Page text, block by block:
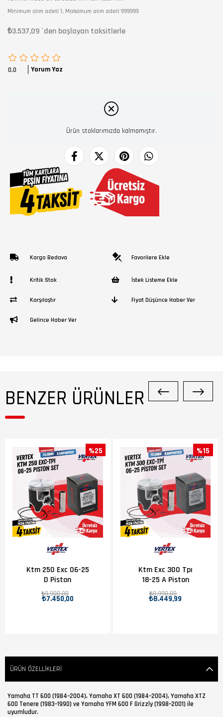
Minimum alım adeti 1, Maksimum alım adeti 999999
₺3.537,09 `den başlayan taksitlerle
0.0 Yorum Yaz
Ürün stoklarımızda kalmamıştır.
Kargo Bedava Favorilere Ekle
Kritik Stok İstek Listeme Ekle
Karşılaştır Fiyat Düşünce Haber Ver
Gelince Haber Ver
BENZER ÜRÜNLER
Ktm 250 Exc 06-25
D Piston
₺7.450,00
₺9.900,00
%25
Ktm Exc 300 Tpı
18-25 A Piston
₺8.449,99
₺9.990,00
%15
ÜRÜN ÖZELLIKLERI
Yamaha TT 600 (1984–2004), Yamaha XT 600 (1984–2004), Yamaha XTZ
600 Tenere (1983–1990) ve Yamaha YFM 600 F Grizzly (1998–2001) ile
uyumludur.